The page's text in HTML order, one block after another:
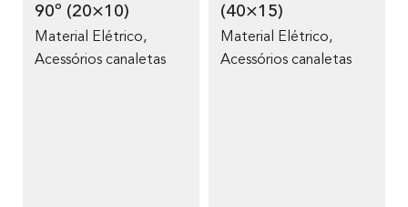
90º (20×10)
Material Elétrico,
Acessórios canaletas
(40×15)
Material Elétrico,
Acessórios canaletas